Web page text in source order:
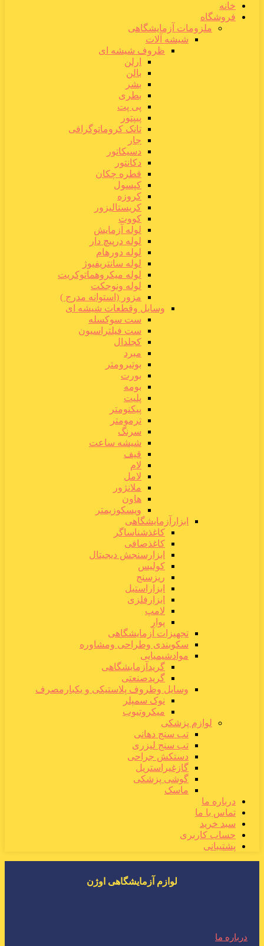
خانه
فروشگاه
ملزومات آزمایشگاهی
شیشه آلات
ظروف شیشه ای
ارلن
بالن
بشر
بطری
پی پت
پیپتور
تانک کروماتوگرافی
جار
دسیکاتور
دکانتور
قطره چکان
کپسول
کروزه
کریستالیزور
کووت
لوله آزمایش
لوله درپیچ دار
لوله دورهام
لوله سانتریفیوژ
لوله میکروهماتوکریت
لوله ونوجکت
مزور (استوانه مدرج )
وسایل وقطعات شیشه ای
ست سوکسله
ست فیلتراسیون
کجلدال
مبرد
بوتیرومتر
بورت
بومه
پلیت
پیکنومتر
ترمومتر
سرنگ
شیشه ساعت
قیف
لام
لامل
ملانژور
هاون
ویسکوزیمتر
ابزارآزمایشگاهی
کاغذشناساگر
کاغذصافی
ابزارسنجش دیجیتال
کولیس
ریزسنج
ابزاراستیل
ابزارفلزی
لامپ
پوار
تجهیزات آزمایشگاهی
سکوبندی وطراحی ومشاوره
موادشیمیایی
گریدآزمایشگاهی
گریدصنعتی
وسایل وظروف پلاستیکی و یکبارمصرف
نوک سمپلر
میکروتیوب
لوازم پزشکی
تب سنج دهانی
تب سنج لیزری
دستکش جراحی
گازغیراستریل
گوشی پزشکی
ماسک
درباره ما
تماس با ما
سبد خرید
حساب کاربری
پشتیبانی
لوازم آزمایشگاهی اوژن
درباره ما